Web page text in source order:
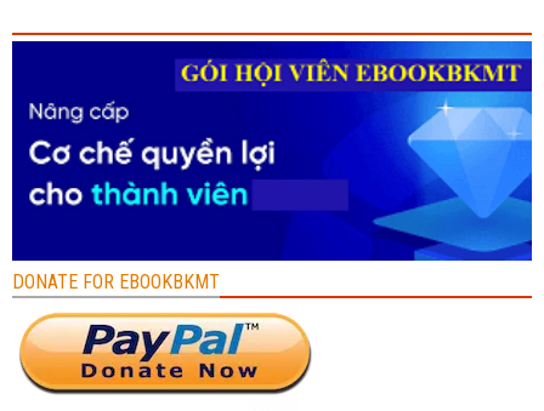
DONATE FOR EBOOKBKMT